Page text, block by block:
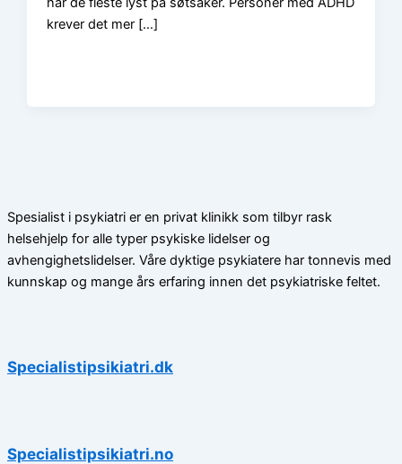
krever det mer […]
Spesialist i psykiatri er en privat klinikk som tilbyr rask
helsehjelp for alle typer psykiske lidelser og
avhengighetslidelser. Våre dyktige psykiatere har tonnevis med
kunnskap og mange års erfaring innen det psykiatriske feltet.
Specialistipsikiatri.dk
Specialistipsikiatri.no